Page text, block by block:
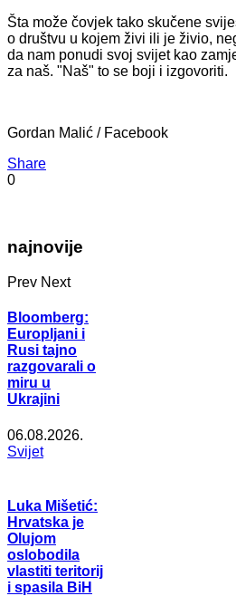
Šta može čovjek tako skučene
o društvu u kojem živi ili je živio,
da nam ponudi svoj svijet kao
za naš. "Naš" to se boji i izgovoriti.
Gordan Malić / Facebook
Share
0
najnovije
Prev Next
Bloomberg:
Europljani i
Rusi tajno
razgovarali o
miru u
Ukrajini
06.08.2026.
Svijet
Luka Mišetić:
Hrvatska je
Olujom
oslobodila
vlastiti teritorij
i spasila BiH